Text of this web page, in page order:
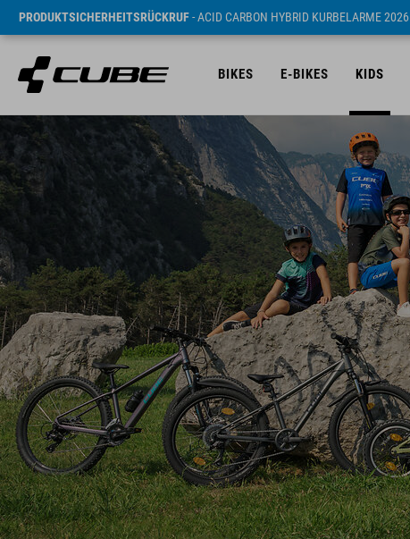
PRODUKTSICHERHEITSRÜCKRUF- ACID CARBON HYBRID KURBELARME 2026
BIKES E-BIKES KIDS